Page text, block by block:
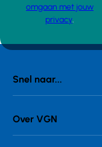
omgaan met jouw
privacy.
Snel naar...
Over VGN